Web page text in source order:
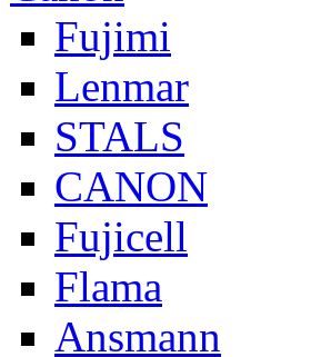
Fujimi
Lenmar
STALS
CANON
Fujicell
Flama
Ansmann